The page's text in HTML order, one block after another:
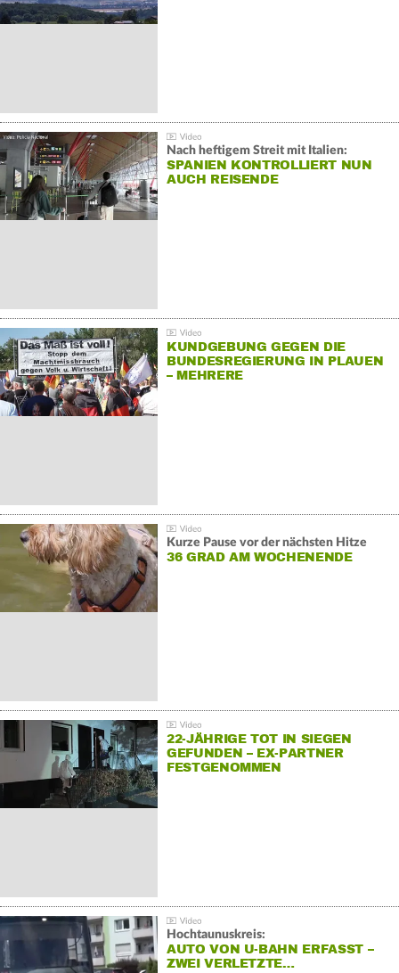
Nach heftigem Streit mit Italien:
SPANIEN KONTROLLIERT NUN
AUCH REISENDE
KUNDGEBUNG GEGEN DIE
BUNDESREGIERUNG IN PLAUEN
– MEHRERE
Kurze Pause vor der nächsten Hitze
36 GRAD AM WOCHENENDE
22-JÄHRIGE TOT IN SIEGEN
GEFUNDEN – EX-PARTNER
FESTGENOMMEN
Hochtaunuskreis:
AUTO VON U-BAHN ERFASST –
ZWEI VERLETZTE…